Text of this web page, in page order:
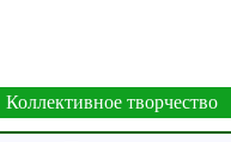
Коллективное творчество